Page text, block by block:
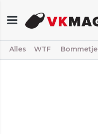
Alles WTF Bommetje